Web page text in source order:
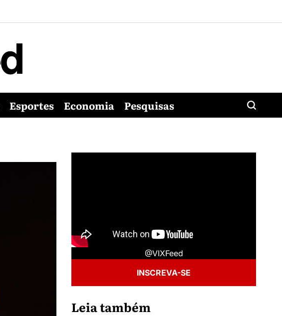
Esportes Economia Pesquisas
@VIXFeed
INSCREVA-SE
Leia também